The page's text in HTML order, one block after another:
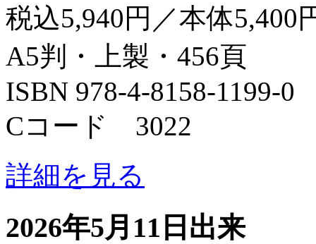
税込5,940円／本体5,400
A5判・上製・456頁
ISBN 978-4-8158-1199-0
Cコード 3022
詳細を見る
2026年5月11日出来